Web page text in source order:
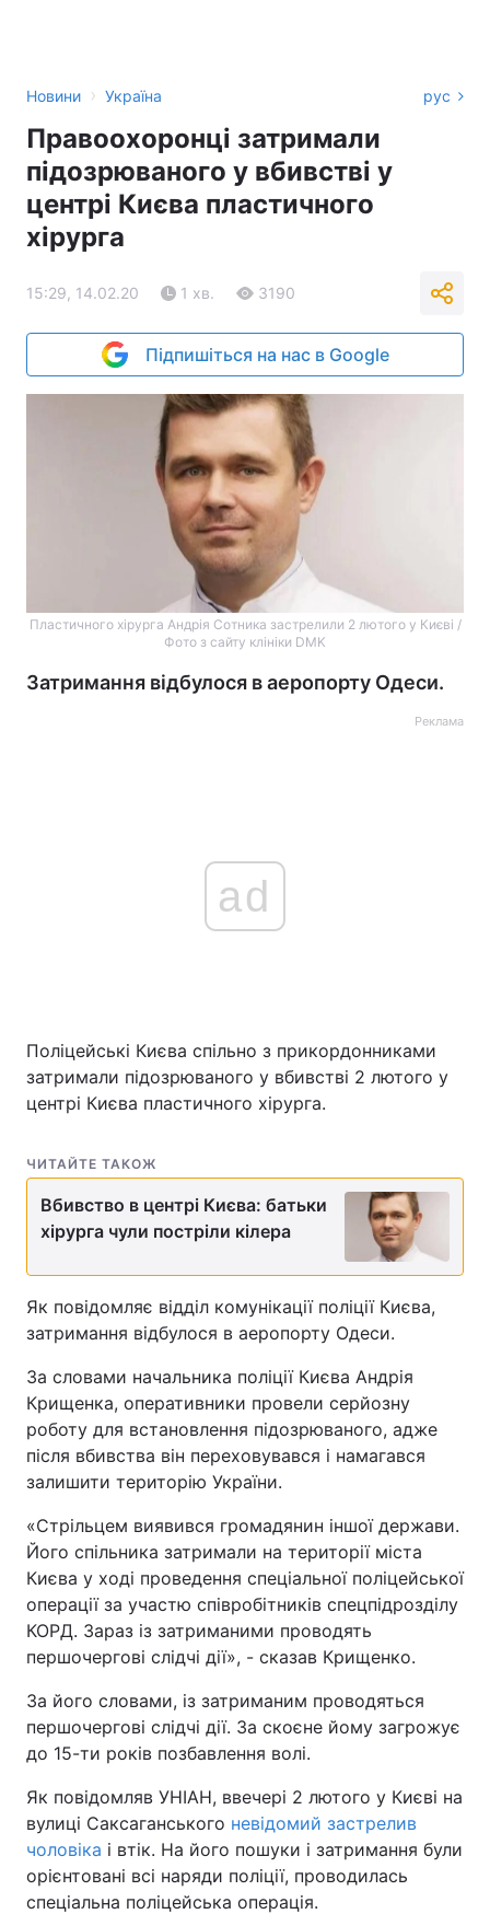
Новини › Україна рус
Правоохоронці затримали
підозрюваного у вбивстві у
центрі Києва пластичного
хірурга
15:29, 14.02.20 1 хв. 3190
Підпишіться на нас в Google
Пластичного хірурга Андрія Сотника застрелили 2 лютого у Києві /
Фото з сайту клініки DMK
Затримання відбулося в аеропорту Одеси.
Реклама
ad
Поліцейські Києва спільно з прикордонниками
затримали підозрюваного у вбивстві 2 лютого у
центрі Києва пластичного хірурга.
ЧИТАЙТЕ ТАКОЖ
Вбивство в центрі Києва: батьки
хірурга чули постріли кілера
Як повідомляє відділ комунікації поліції Києва,
затримання відбулося в аеропорту Одеси.
За словами начальника поліції Києва Андрія
Крищенка, оперативники провели серйозну
роботу для встановлення підозрюваного, адже
після вбивства він переховувався і намагався
залишити територію України.
«Стрільцем виявився громадянин іншої держави.
Його спільника затримали на території міста
Києва у ході проведення спеціальної поліцейської
операції за участю співробітників спецпідрозділу
КОРД. Зараз із затриманими проводять
першочергові слідчі дії», - сказав Крищенко.
За його словами, із затриманим проводяться
першочергові слідчі дії. За скоєне йому загрожує
до 15-ти років позбавлення волі.
Як повідомляв УНІАН, ввечері 2 лютого у Києві на
вулиці Саксаганського невідомий застрелив
чоловіка і втік. На його пошуки і затримання були
орієнтовані всі наряди поліції, проводилась
спеціальна поліцейська операція.